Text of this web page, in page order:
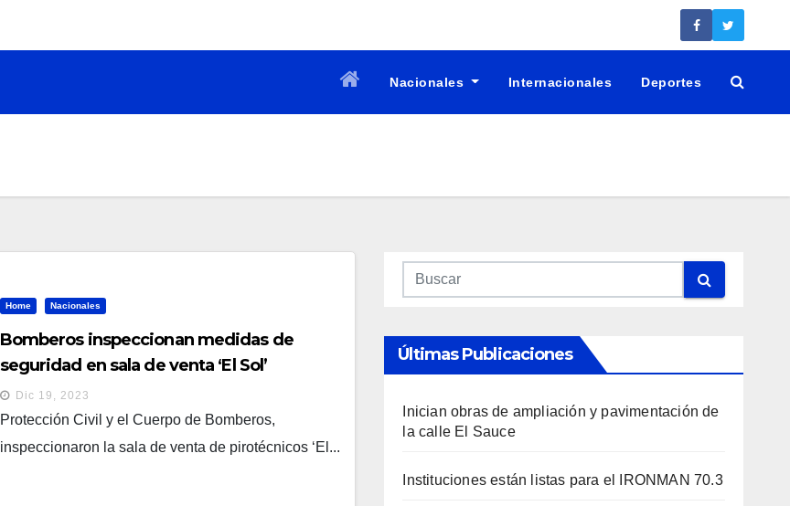
Nacionales Internacionales Deportes
Home Nacionales
Bomberos inspeccionan medidas de
seguridad en sala de venta ‘El Sol’
Dic 19, 2023
Protección Civil y el Cuerpo de Bomberos,
inspeccionaron la sala de venta de pirotécnicos ‘El...
Últimas Publicaciones
Inician obras de ampliación y pavimentación de
la calle El Sauce
Instituciones están listas para el IRONMAN 70.3